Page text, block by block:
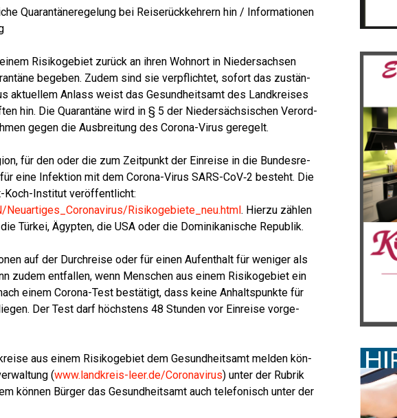
Qua­ran­tä­ne­re­ge­lung bei Rei­se­rück­keh­rern hin / Infor­ma­tio­nen
Risi­ko­ge­biet zurück an ihren Wohn­ort in Nie­der­sach­sen
bege­ben. Zudem sind sie ver­pflich­tet, sofort das zustän­
aktu­el­lem Anlass weist das Gesund­heits­amt des Land­krei­ses
hin. Die Qua­ran­tä­ne wird in § 5 der Nie­der­säch­si­schen Ver­ord­
gegen die Aus­brei­tung des Coro­na-Virus geregelt.
für den oder die zum Zeit­punkt der Ein­rei­se in die Bun­des­re­
eine Infek­ti­on mit dem Coro­na-Virus SARS-CoV‑2 besteht. Die
Koch-Insti­tut ver­öf­fent­licht:
Risikogebiete_neu.html. Hier­zu zäh­len
Tür­kei, Ägyp­ten, die USA oder die Domi­ni­ka­ni­sche Republik.
auf der Durch­rei­se oder für einen Auf­ent­halt für weni­ger als
zudem ent­fal­len, wenn Men­schen aus einem Risi­ko­ge­biet ein
einem Coro­na-Test bestä­tigt, dass kei­ne Anhalts­punk­te für
Der Test darf höchs­tens 48 Stun­den vor Ein­rei­se vor­ge­
aus einem Risi­ko­ge­biet dem Gesund­heits­amt mel­den kön­
(www.landkreis-leer.de/Coronavirus) unter der Rubrik
kön­nen Bür­ger das Gesund­heits­amt auch tele­fo­nisch unter der